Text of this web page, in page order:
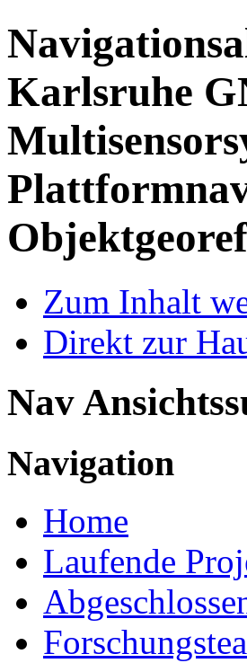
Karlsruhe
Zum Inhalt
Direkt zur
Nav
Navigation
Home
Laufende